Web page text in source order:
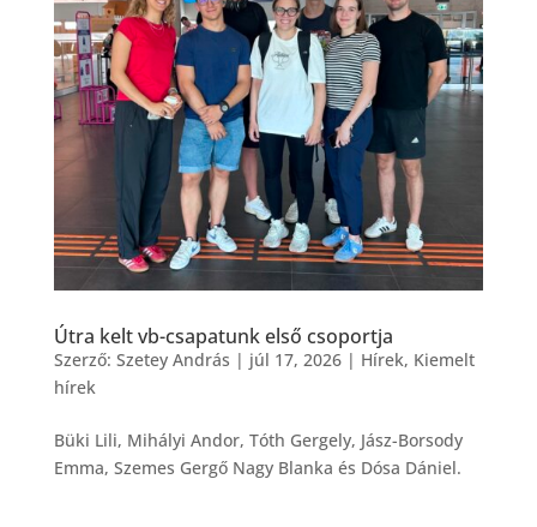
Útra kelt vb-csapatunk első csoportja
Szerző: Szetey András | júl 17, 2026| Hírek, Kiemelt
hírek
Büki Lili, Mihályi Andor, Tóth Gergely, Jász-Borsody
Emma, Szemes Gergő Nagy Blanka és Dósa Dániel.